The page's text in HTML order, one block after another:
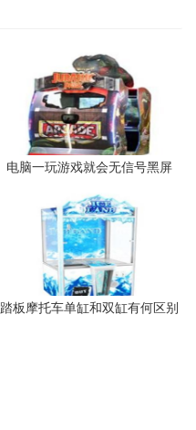
电脑一玩游戏就会无信号黑屏
踏板摩托车单缸和双缸有何区别